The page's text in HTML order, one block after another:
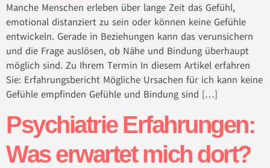
Manche Menschen erleben über lange Zeit das Gefühl,
emotional distanziert zu sein oder können keine Gefühle
entwickeln. Gerade in Beziehungen kann das verunsichern
und die Frage auslösen, ob Nähe und Bindung überhaupt
möglich sind. Zu Ihrem Termin In diesem Artikel erfahren
Sie: Erfahrungsbericht Mögliche Ursachen für ich kann keine
Gefühle empfinden Gefühle und Bindung sind […]
Psychiatrie Erfahrungen:
Was erwartet mich dort?